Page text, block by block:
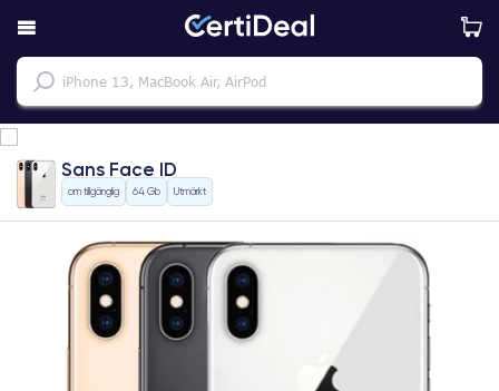
Sans Face ID
om tillgänglig 64 Gb Utmärkt